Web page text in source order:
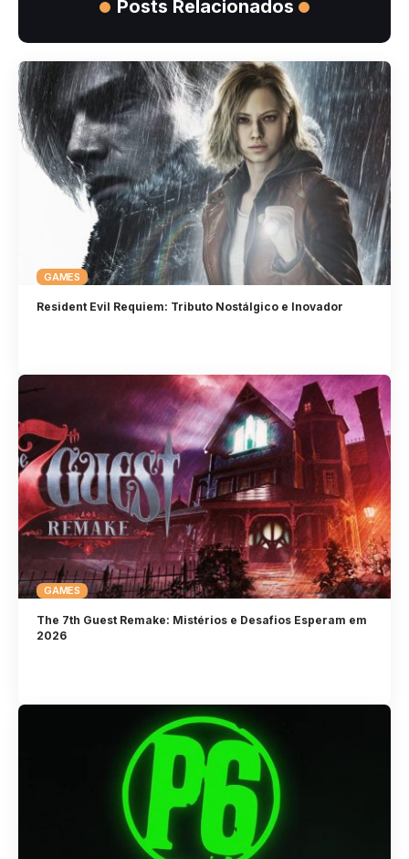
Posts Relacionados
GAMES
Resident Evil Requiem: Tributo Nostálgico e Inovador
GAMES
The 7th Guest Remake: Mistérios e Desafios Esperam em
2026